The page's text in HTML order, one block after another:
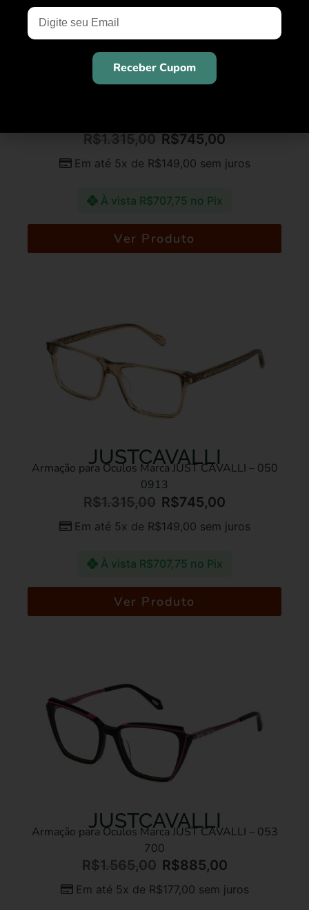
R$1.315,00 R$745,00
Em até 5x de R$149,00 sem juros
À vista R$707,75 no Pix
Ver Produto
JUSTCAVALLI
Armação para Óculos Marca JUST CAVALLI – 050
0913
R$1.315,00 R$745,00
Em até 5x de R$149,00 sem juros
À vista R$707,75 no Pix
Ver Produto
JUSTCAVALLI
Armação para Óculos Marca JUST CAVALLI – 053
700
R$1.565,00 R$885,00
Em até 5x de R$177,00 sem juros
Receber Cupom